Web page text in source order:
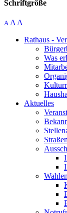
Schriftgröße
A A A
Rathaus -
Was
Aktuelles